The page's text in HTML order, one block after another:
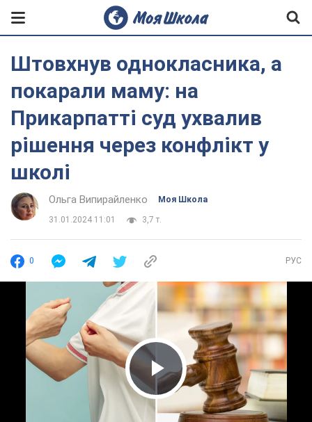
Штовхнув однокласника, а
покарали маму: на
Прикарпатті суд ухвалив
рішення через конфлікт у
школі
Ольга Випирайленко Моя Школа
31.01.2024 11:01 3,7 т.
0 РУС
Play Video